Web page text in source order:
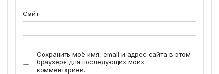
Сайт
Сохранить моё имя, email и адрес сайта в этом
браузере для последующих моих
комментариев.